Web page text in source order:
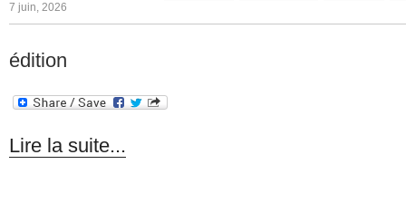
7 juin, 2026
édition
Lire la suite...